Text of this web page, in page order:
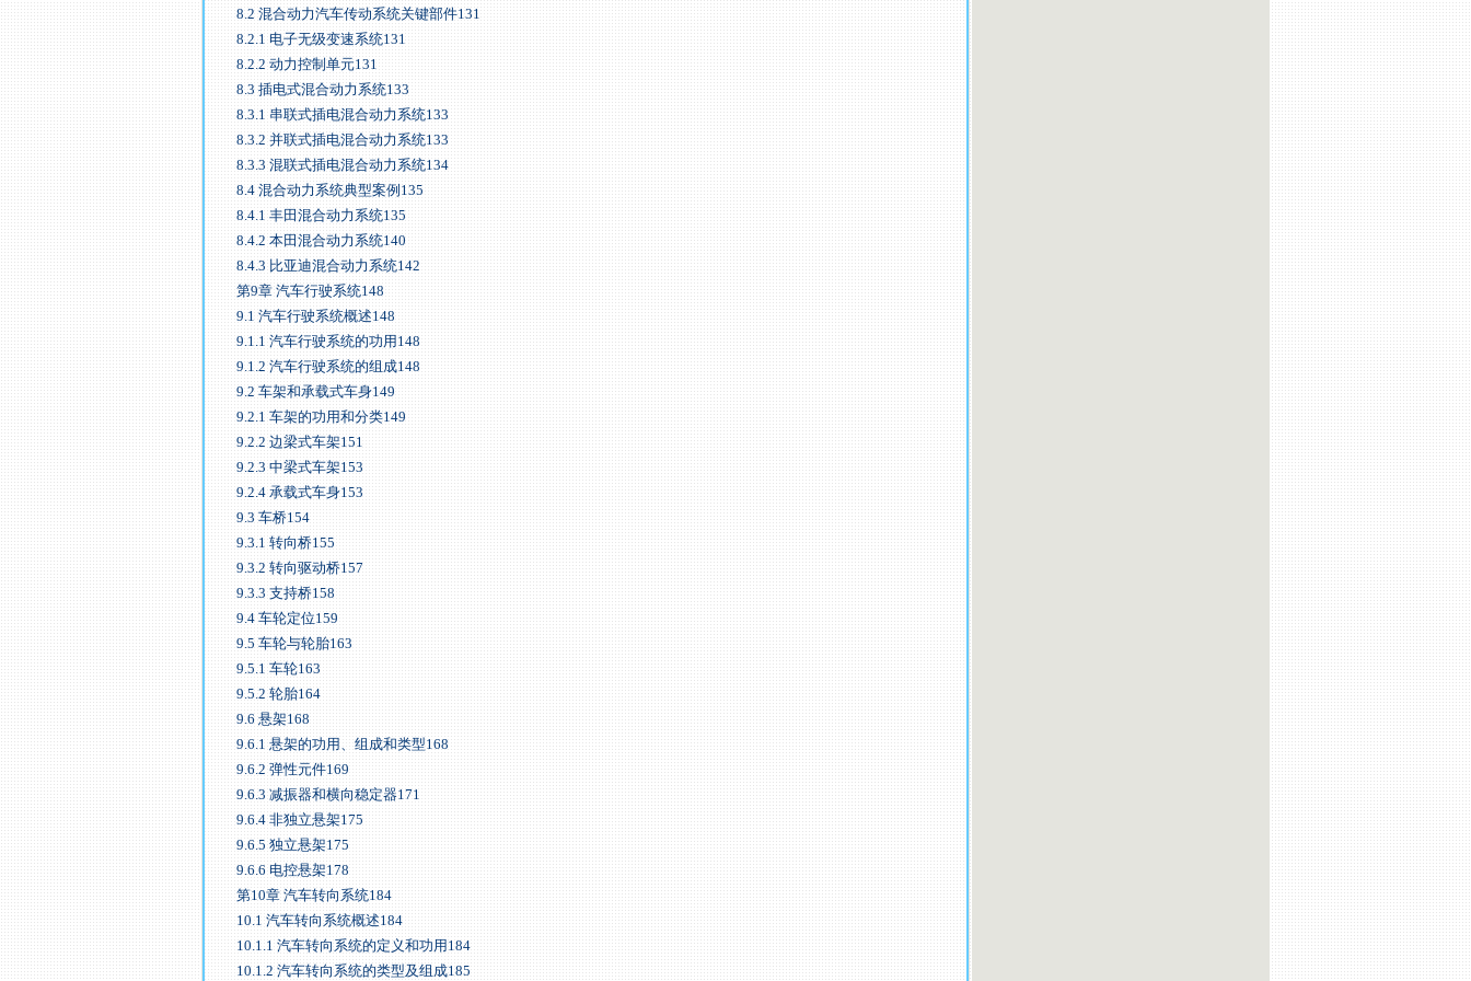
8.2 混合动力汽车传动系统关键部件131
8.2.1 电子无级变速系统131
8.2.2 动力控制单元131
8.3 插电式混合动力系统133
8.3.1 串联式插电混合动力系统133
8.3.2 并联式插电混合动力系统133
8.3.3 混联式插电混合动力系统134
8.4 混合动力系统典型案例135
8.4.1 丰田混合动力系统135
8.4.2 本田混合动力系统140
8.4.3 比亚迪混合动力系统142
第9章 汽车行驶系统148
9.1 汽车行驶系统概述148
9.1.1 汽车行驶系统的功用148
9.1.2 汽车行驶系统的组成148
9.2 车架和承载式车身149
9.2.1 车架的功用和分类149
9.2.2 边梁式车架151
9.2.3 中梁式车架153
9.2.4 承载式车身153
9.3 车桥154
9.3.1 转向桥155
9.3.2 转向驱动桥157
9.3.3 支持桥158
9.4 车轮定位159
9.5 车轮与轮胎163
9.5.1 车轮163
9.5.2 轮胎164
9.6 悬架168
9.6.1 悬架的功用、组成和类型168
9.6.2 弹性元件169
9.6.3 减振器和横向稳定器171
9.6.4 非独立悬架175
9.6.5 独立悬架175
9.6.6 电控悬架178
第10章 汽车转向系统184
10.1 汽车转向系统概述184
10.1.1 汽车转向系统的定义和功用184
10.1.2 汽车转向系统的类型及组成185